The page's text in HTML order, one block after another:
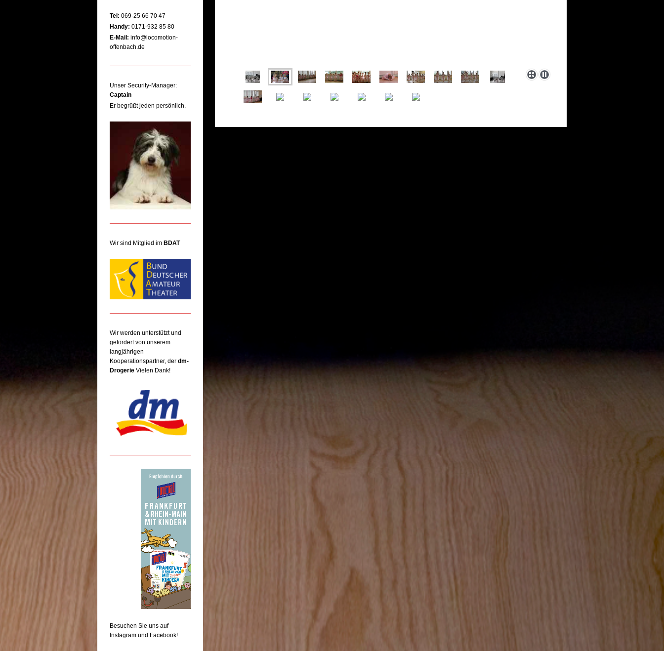
Tel: 069-25 66 70 47
Handy: 0171-932 85 80
E-Mail: info@locomotion-
offenbach.de
Unser Security-Manager:
Captain
Er begrüßt jeden persönlich.
Wir sind Mitglied im BDAT
Wir werden unterstützt und
gefördert von unserem
langjährigen
Kooperationspartner, der dm-
Drogerie Vielen Dank!
Besuchen Sie uns auf
Instagram und Facebook!